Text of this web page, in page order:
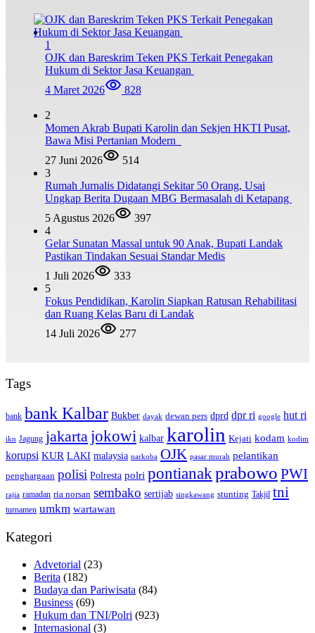
1
OJK dan Bareskrim Teken PKS Terkait Penegakan
Hukum di Sektor Jasa Keuangan
4 Maret 2026
828
2
Momen Akrab Bupati Karolin dan Sekjen HKTI Pusat,
Bawa Misi Pertanian Modern
27 Juni 2026
514
3
Rumah Jurnalis Didatangi Sekitar 50 Orang, Usai
Ungkap Berita Dugaan MBG Bermasalah di Ketapang
5 Agustus 2026
397
4
Gelar Sunatan Massal untuk 90 Anak, Bupati Landak
Pastikan Tindakan Sesuai Standar Medis
1 Juli 2026
333
5
Fokus Pendidikan, Karolin Siapkan Ratusan Rehabilitasi
dan Ruang Kelas Baru di Landak
14 Juli 2026
277
Tags
bank bank Kalbar Bukber dayak dewan pers dprd dpr ri google hut ri
ikn Jagung jakarta jokowi kalbar karolin Kejati kodam kodim
korupsi KUR LAKI malaysia narkoba OJK pasar murah pelantikan
penghargaan polisi Polresta polri pontianakprabowo PWI
rajia ramadan ria norsan sembako sertijab singkawang stunting Takjil tni
turnamen umkm wartawan
Kategori
Advetorial (23)
Berita (182)
Budaya dan Pariwisata (84)
Business (69)
Hukum dan TNI/Polri (923)
Internasional (3)